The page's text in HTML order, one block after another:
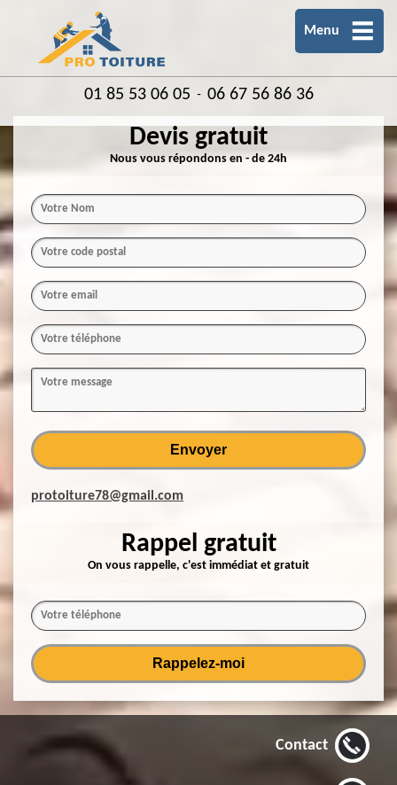
Menu
01 85 53 06 05 - 06 67 56 86 36
Devis gratuit
Nous vous répondons en - de 24h
protoiture78@gmail.com
Rappel gratuit
On vous rappelle, c'est immédiat et gratuit
Contact